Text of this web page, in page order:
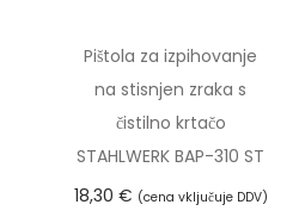
Pištola za izpihovanje
na stisnjen zraka s
čistilno krtačo
STAHLWERK BAP-310 ST
18,30 € (cena vključuje DDV)